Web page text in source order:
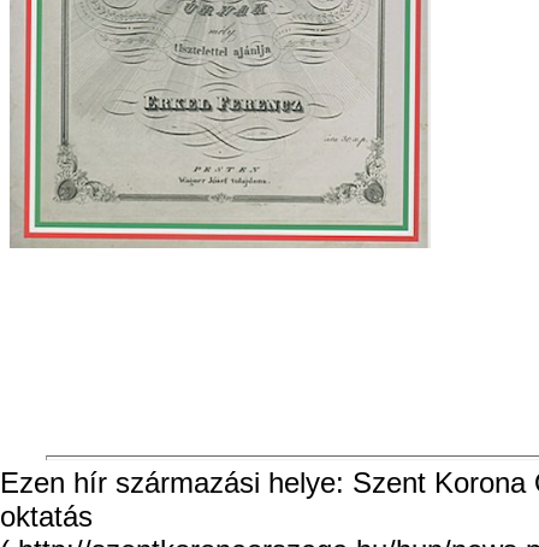
Ezen hír származási helye: Szent
oktatás